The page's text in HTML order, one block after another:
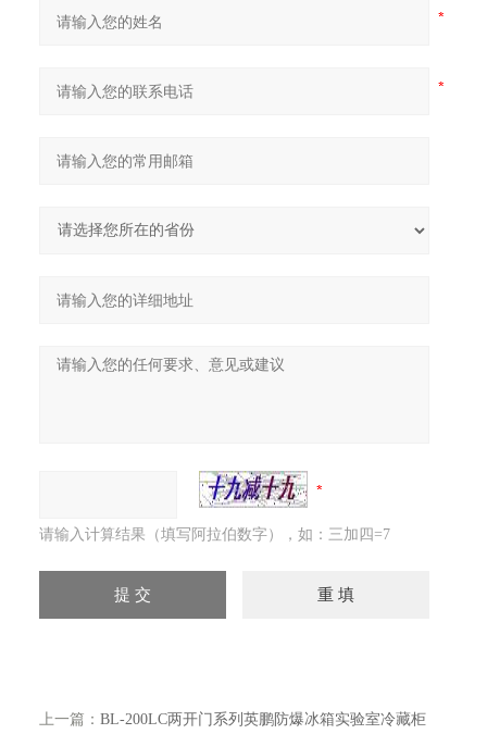
请输入计算结果（填写阿拉伯数字），如：三加四=7
上一篇： BL-200LC两开门系列英鹏防爆冰箱实验室冷藏柜